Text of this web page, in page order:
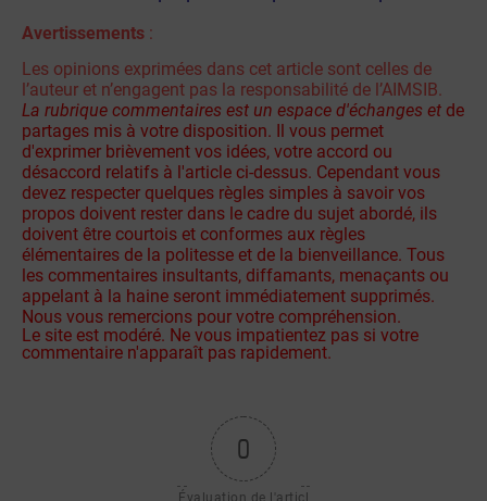
Avertissements :
Les opinions exprimées dans cet article sont celles de
l’auteur et n’engagent pas la responsabilité de l’AIMSIB.
La rubrique commentaires est un espace d'échanges et de
partages mis à votre disposition. Il vous permet
d'exprimer brièvement vos idées, votre accord ou
désaccord relatifs à l'article ci-dessus. Cependant vous
devez respecter quelques règles simples à savoir vos
propos doivent rester dans le cadre du sujet abordé, ils
doivent être courtois et conformes aux règles
élémentaires de la politesse et de la bienveillance. Tous
les commentaires insultants, diffamants, menaçants ou
appelant à la haine seront immédiatement supprimés.
Nous vous remercions pour votre compréhension.
Le site est modéré. Ne vous impatientez pas si votre
commentaire n'apparaît pas rapidement.
0
Évaluation de l'articl